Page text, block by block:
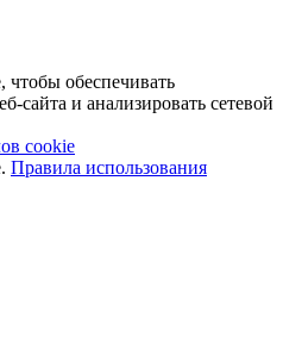
обеспечивать
сайта и анализировать сетевой
cookie
Правила использования